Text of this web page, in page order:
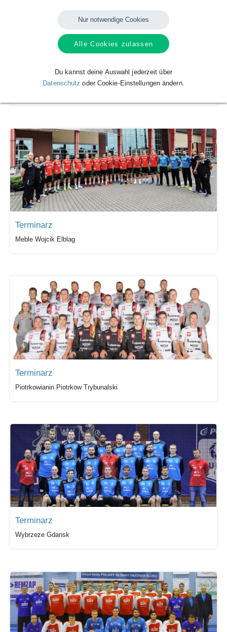
Terminarz
Meble Wojcik Elblag
Terminarz
Piotrkowianin Piotrkow Trybunalski
Terminarz
Wybrzeze Gdansk
Nur notwendige Cookies
Alle Cookies zulassen
Du kannst deine Auswahl jederzeit über
Datenschutz oder Cookie-Einstellungen ändern.